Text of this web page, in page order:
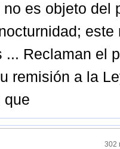
es objeto del
... Reclaman el
remisión a la
que
302